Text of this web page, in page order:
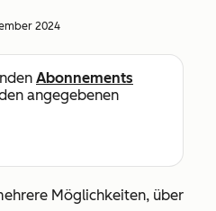
2024
Abonnements
angegebenen
Möglichkeiten, über